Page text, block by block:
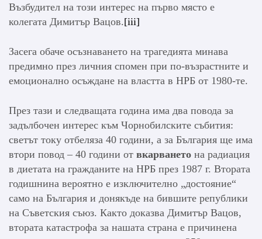
Възбудител на този интерес на първо място е
колегата Димитър Вацов.[iii]
Засега обаче осъзнаването на трагедията минава
предимно през личния спомен при по-възрастните и
емоционално осъждане на властта в НРБ от 1980-те.
През тази и следващата година има два повода за
задълбочен интерес към Чорнобилските събития:
светът току отбеляза 40 години, а за България ще има
втори повод – 40 години от вкарването на радиация
в диетата на гражданите на НРБ през 1987 г. Втората
годишнина вероятно е изключително „достояние“
само на България и донякъде на бившите републики
на Съветския съюз. Както доказва Димитър Вацов,
втората катастрофа за нашата страна е причинена